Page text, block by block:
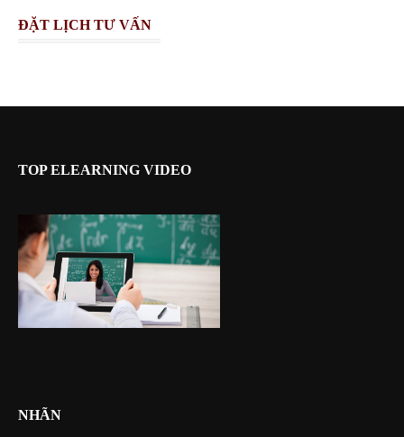
ĐẶT LỊCH TƯ VẤN
TOP ELEARNING VIDEO
NHÃN